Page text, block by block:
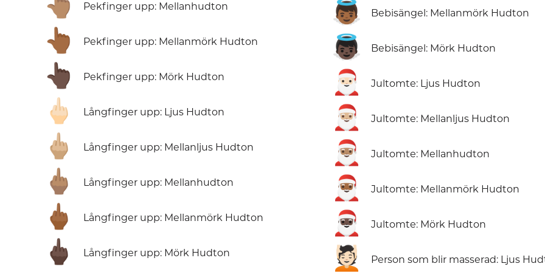
Pekfinger upp: Mellanhudton
👆🏾 Pekfinger upp: Mellanmörk Hudton
👆🏿 Pekfinger upp: Mörk Hudton
🖕🏻 Långfinger upp: Ljus Hudton
🖕🏼 Långfinger upp: Mellanljus Hudton
🖕🏽 Långfinger upp: Mellanhudton
🖕🏾 Långfinger upp: Mellanmörk Hudton
🖕🏿 Långfinger upp: Mörk Hudton
👼🏾 Bebisängel: Mellanmörk Hudton
👼🏿 Bebisängel: Mörk Hudton
🎅🏻 Jultomte: Ljus Hudton
🎅🏼 Jultomte: Mellanljus Hudton
🎅🏽 Jultomte: Mellanhudton
🎅🏾 Jultomte: Mellanmörk Hudton
🎅🏿 Jultomte: Mörk Hudton
💆🏻 Person som blir masserad: Ljus